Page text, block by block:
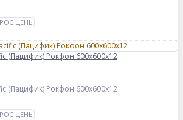
ЦЕНЫ
(Пацифик) Рокфон 600x600x12
(Пацифик) Рокфон 600x600x12
ЦЕНЫ